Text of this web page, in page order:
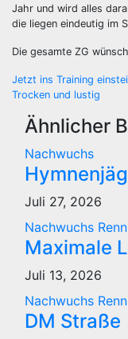
Jahr und wird alles
die liegen eindeutig im
Die gesamte ZG
Jetzt ins Training
Trocken und lustig
Ähnlicher
Nachwuchs
Juli 27, 2026
Nachwuchs
Maximale
Juli 13, 2026
Nachwuchs
DM Straße